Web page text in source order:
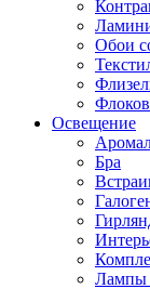
Обои
Освещение
Бра
Лампы